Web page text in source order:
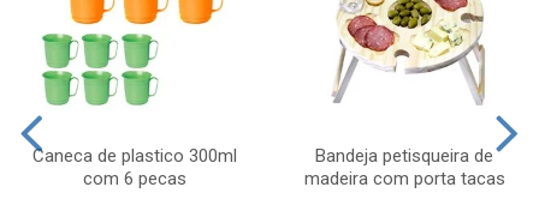
Caneca de plastico 300ml
com 6 pecas
Bandeja petisqueira de
madeira com porta tacas